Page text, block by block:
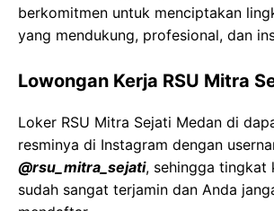
berkomitmen untuk menciptakan
yang mendukung, profesional, dan
Lowongan Kerja RSU Mitra
Loker RSU Mitra Sejati Medan di
resminya di Instagram dengan
@rsu_mitra_sejati, sehingga tingkat
sudah sangat terjamin dan Anda